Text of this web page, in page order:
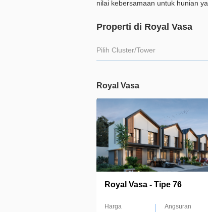
nilai kebersamaan untuk hunian
Properti di Royal Vasa
Pilih Cluster/Tower
Royal Vasa
Royal Vasa - Tipe 76
Harga
Angsuran